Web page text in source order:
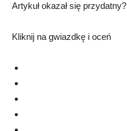
Artykuł okazał się przydatny?
Kliknij na gwiazdkę i oceń